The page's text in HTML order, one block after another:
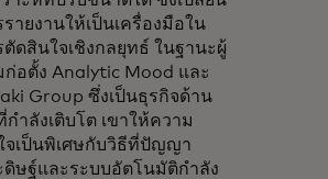
รายงานให้เป็นเครื่องมือใน
ตัดสินใจเชิงกลยุทธ์ ในฐานะผู้
ก่อตั้ง Analytic Mood และ
Group ซึ่งเป็นธุรกิจด้าน
กำลังเติบโต เขาให้ความ
จเป็นพิเศษกับวิธีที่ปัญญา
ดิษฐ์และระบบอัตโนมัติกำลัง